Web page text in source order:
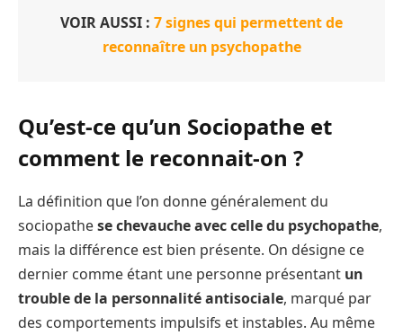
VOIR AUSSI : 7 signes qui permettent de
reconnaître un psychopathe
Qu’est-ce qu’un Sociopathe et
comment le reconnait-on ?
La définition que l’on donne généralement du
sociopathese chevauche avec celle du psychopathe,
mais la différence est bien présente. On désigne ce
dernier comme étant une personne présentant un
trouble de la personnalité antisociale, marqué par
des comportements impulsifs et instables. Au même